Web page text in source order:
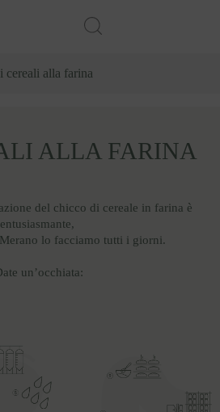
cereali alla farina
ALLA FARINA
del chicco di cereale in farina è
entusiasmante,
lo facciamo tutti i giorni.
un’occhiata: